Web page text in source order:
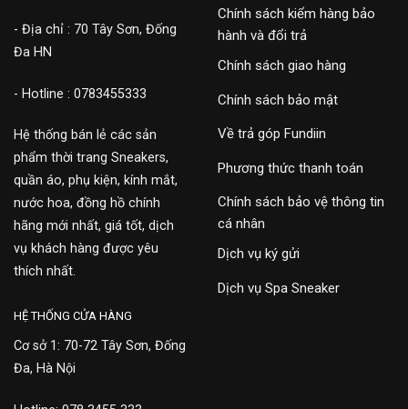
- Địa chỉ : 70 Tây Sơn, Đống
Đa HN
- Hotline : 0783455333
Hệ thống bán lẻ các sản
phẩm thời trang Sneakers,
quần áo, phụ kiện, kính mắt,
nước hoa, đồng hồ chính
hãng mới nhất, giá tốt, dịch
vụ khách hàng được yêu
thích nhất.
Chính sách kiểm hàng bảo
hành và đổi trả
Chính sách giao hàng
Chính sách bảo mật
Về trả góp Fundiin
Phương thức thanh toán
Chính sách bảo vệ thông tin
cá nhân
Dịch vụ ký gửi
Dịch vụ Spa Sneaker
HỆ THỐNG CỬA HÀNG
Cơ sở 1: 70-72 Tây Sơn, Đống
Đa, Hà Nội